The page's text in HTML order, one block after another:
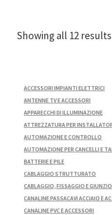
Showing all 12 results
ACCESSORI IMPIANTI ELETTRICI
ANTENNE TV E ACCESSORI
APPARECCHI DI ILLUMINAZIONE
ATTREZZATURA PER
AUTOMAZIONE E CONTROLLO
AUTOMAZIONE PER CANCELLI E
BATTERIE E PILE
CABLAGGIO STRUTTURATO
CABLAGGIO, FISSAGGIO E
CANALINE PASSACAVI ACCIAIO E
CANALINE PVC E ACCESSORI